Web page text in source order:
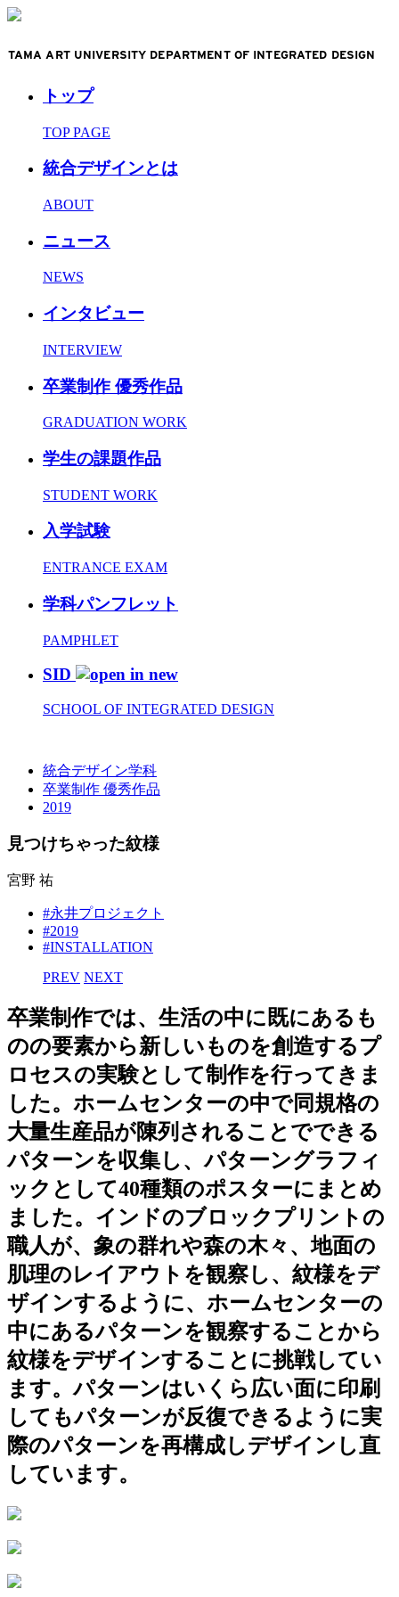
TAMA ART UNIVERSITY DEPARTMENT OF INTEGRATED DESIGN
トップ
TOP PAGE
統合デザインとは
ABOUT
ニュース
NEWS
インタビュー
INTERVIEW
卒業制作 優秀作品
GRADUATION WORK
学生の課題作品
STUDENT WORK
入学試験
ENTRANCE EXAM
学科パンフレット
PAMPHLET
SID
SCHOOL OF INTEGRATED DESIGN
統合デザイン学科
卒業制作 優秀作品
2019
見つけちゃった紋様
宮野 祐
#永井プロジェクト
#2019
#INSTALLATION
PREV NEXT
卒業制作では、生活の中に既にあるも
のの要素から新しいものを創造するプ
ロセスの実験として制作を行ってきま
した。ホームセンターの中で同規格の
大量生産品が陳列されることでできる
パターンを収集し、パターングラフィ
ックとして40種類のポスターにまとめ
ました。インドのブロックプリントの
職人が、象の群れや森の木々、地面の
肌理のレイアウトを観察し、紋様をデ
ザインするように、ホームセンターの
中にあるパターンを観察することから
紋様をデザインすることに挑戦してい
ます。パターンはいくら広い面に印刷
してもパターンが反復できるように実
際のパターンを再構成しデザインし直
しています。